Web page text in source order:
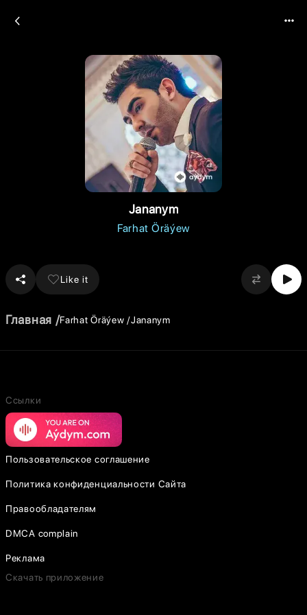
Jananym
Farhat Öräýew
Like it
Главная Farhat Öräýew Jananym
Ссылки
Пользовательское соглашение
Политика конфиденциальности Сайта
Правообладателям
DMCA complain
Реклама
Скачать приложение